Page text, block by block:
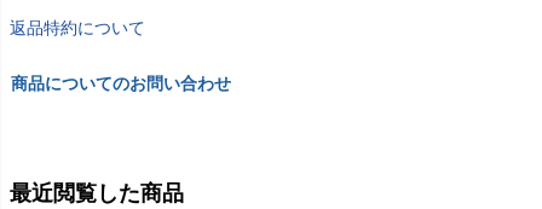
返品特約について
商品についてのお問い合わせ
最近閲覧した商品